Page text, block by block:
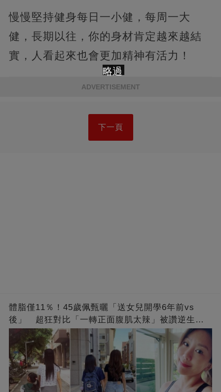
慢慢堅持健身每日一小健，每周一大
健，長期以往，你的身材肯定越來越結
實，人看起來也會更加精神有活力！
ADVERTISEMENT
下一頁
體脂僅11％！45歲佩甄曬「送女兒開學6年前vs
後」 超狂對比「一轉正面腹肌太辣」被讚逆生
長：媽媽變姊姊❤
略過